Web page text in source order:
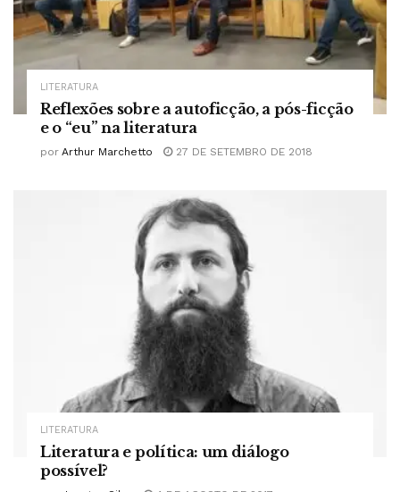
LITERATURA
Reflexões sobre a autoficção, a pós-ficção
e o “eu” na literatura
por Arthur Marchetto 27 DE SETEMBRO DE 2018
LITERATURA
Literatura e política: um diálogo
possível?